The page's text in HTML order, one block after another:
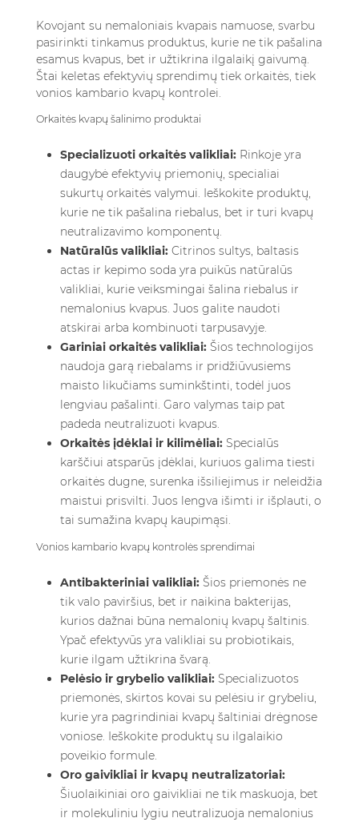
Kovojant su nemaloniais kvapais namuose, svarbu
pasirinkti tinkamus produktus, kurie ne tik pašalina
esamus kvapus, bet ir užtikrina ilgalaikį gaivumą.
Štai keletas efektyvių sprendimų tiek orkaitės, tiek
vonios kambario kvapų kontrolei.
Orkaitės kvapų šalinimo produktai
Specializuoti orkaitės valikliai: Rinkoje yra
daugybė efektyvių priemonių, specialiai
sukurtų orkaitės valymui. Ieškokite produktų,
kurie ne tik pašalina riebalus, bet ir turi kvapų
neutralizavimo komponentų.
Natūralūs valikliai: Citrinos sultys, baltasis
actas ir kepimo soda yra puikūs natūralūs
valikliai, kurie veiksmingai šalina riebalus ir
nemalonius kvapus. Juos galite naudoti
atskirai arba kombinuoti tarpusavyje.
Gariniai orkaitės valikliai: Šios technologijos
naudoja garą riebalams ir pridžiūvusiems
maisto likučiams suminkštinti, todėl juos
lengviau pašalinti. Garo valymas taip pat
padeda neutralizuoti kvapus.
Orkaitės įdėklai ir kilimėliai: Specialūs
karščiui atsparūs įdėklai, kuriuos galima tiesti
orkaitės dugne, surenka išsiliejimus ir neleidžia
maistui prisvilti. Juos lengva išimti ir išplauti, o
tai sumažina kvapų kaupimąsi.
Vonios kambario kvapų kontrolės sprendimai
Antibakteriniai valikliai: Šios priemonės ne
tik valo paviršius, bet ir naikina bakterijas,
kurios dažnai būna nemalonių kvapų šaltinis.
Ypač efektyvūs yra valikliai su probiotikais,
kurie ilgam užtikrina švarą.
Pelėsio ir grybelio valikliai: Specializuotos
priemonės, skirtos kovai su pelėsiu ir grybeliu,
kurie yra pagrindiniai kvapų šaltiniai drėgnose
voniose. Ieškokite produktų su ilgalaikio
poveikio formule.
Oro gaivikliai ir kvapų neutralizatoriai:
Šiuolaikiniai oro gaivikliai ne tik maskuoja, bet
ir molekuliniu lygiu neutralizuoja nemalonius